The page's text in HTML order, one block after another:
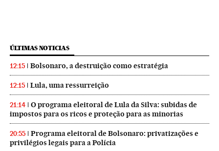
ÚLTIMAS NOTICIAS
12:15 Bolsonaro, a destruição como estratégia
12:15 Lula, uma ressurreição
21:14
O programa eleitoral de Lula da Silva: subidas de
impostos para os ricos e proteção para as minorias
20:55
Programa eleitoral de Bolsonaro: privatizações e
privilégios legais para a Polícia